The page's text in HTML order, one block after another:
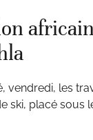
vendredi, les
ski, placé sous